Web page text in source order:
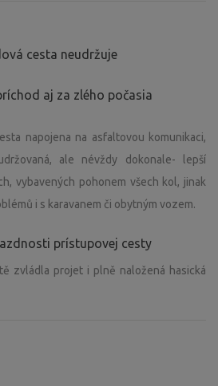
cesta neudržuje
aj za zlého počasia
napojena na asfaltovou komunikaci,
ale névždy dokonale- lepší
vybavených pohonem všech kol, jinak
i s karavanem či obytným vozem.
prístupovej cesty
zvládla projet i plně naložená hasická